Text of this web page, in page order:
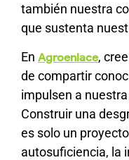
también nuestra
que sustenta
En Agroenlace,
de compartir
impulsen a
Construir una
es solo un
autosuficiencia, la